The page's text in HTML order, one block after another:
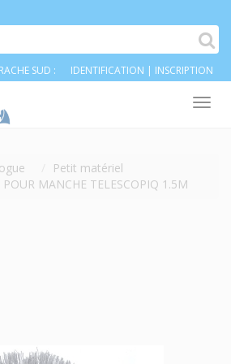
SUD : IDENTIFICATION | INSCRIPTION
Petit matériel
MANCHE TELESCOPIQ 1.5M